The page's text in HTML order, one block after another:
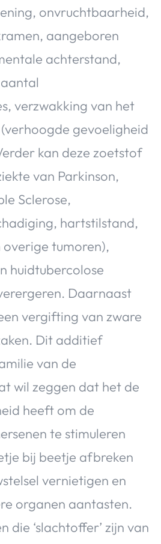
onvruchtbaarheid,
aangeboren
achterstand,
verzwakking van het
gevoeligheid
kan deze zoetstof
van Parkinson,
Sclerose,
hartstilstand,
tumoren),
huidtubercolose
Daarnaast
vergifting van zware
Dit additief
van de
wil zeggen dat het de
heeft om de
te stimuleren
bij beetje afbreken
vernietigen en
organen aantasten.
die ‘slachtoffer’ zijn van